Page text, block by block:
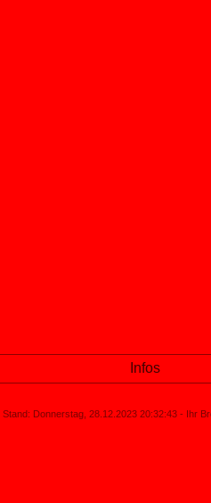
Infos
Stand: Donnerstag, 28.12.2023 20:32:43 - Ihr